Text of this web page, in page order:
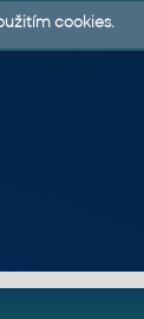
cookies.